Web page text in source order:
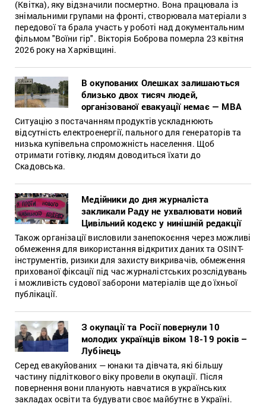
(Квітка), яку відзначили посмертно. Вона працювала із
знімальними групами на фронті, створювала матеріали з
передової та брала участь у роботі над документальним
фільмом "Воїни гір". Вікторія Боброва померла 23 квітня
2026 року на Харківщині.
В окупованих Олешках залишаються
близько двох тисяч людей,
організованої евакуації немає — МВА
Ситуацію з постачанням продуктів ускладнюють
відсутність електроенергії, пального для генераторів та
низька купівельна спроможність населення. Щоб
отримати готівку, людям доводиться їхати до
Скадовська.
Медійники до дня журналіста
закликали Раду не ухвалювати новий
Цивільний кодекс у нинішній редакції
Також організації висловили занепокоєння через можливі
обмеження для використання відкритих даних та OSINT-
інструментів, ризики для захисту викривачів, обмеження
прихованої фіксації під час журналістських розслідувань
і можливість судової заборони матеріалів ще до їхньої
публікації.
З окупації та Росії повернули 10
молодих українців віком 18-19 років –
Лубінець
Серед евакуйованих — юнаки та дівчата, які більшу
частину підліткового віку провели в окупації. Після
повернення вони планують навчатися в українських
закладах освіти та будувати своє майбутнє в Україні.